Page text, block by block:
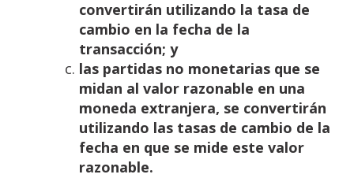
convertirán utilizando la tasa de
cambio en la fecha de la
transacción; y
las partidas no monetarias que se
midan al valor razonable en una
moneda extranjera, se convertirán
utilizando las tasas de cambio de la
fecha en que se mide este valor
razonable.